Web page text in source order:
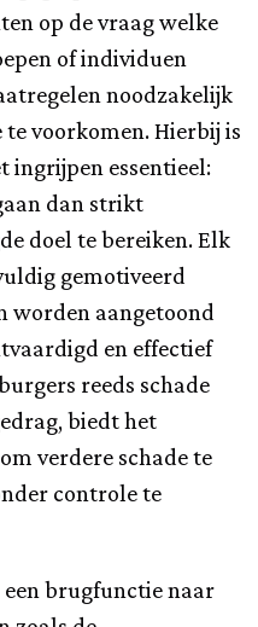
op de vraag welke
of individuen
noodzakelijk
te voorkomen. Hierbij is
ingrijpen essentieel:
dan strikt
doel te bereiken. Elk
gemotiveerd
worden aangetoond
en effectief
reeds schade
biedt het
verdere schade te
controle te
brugfunctie naar